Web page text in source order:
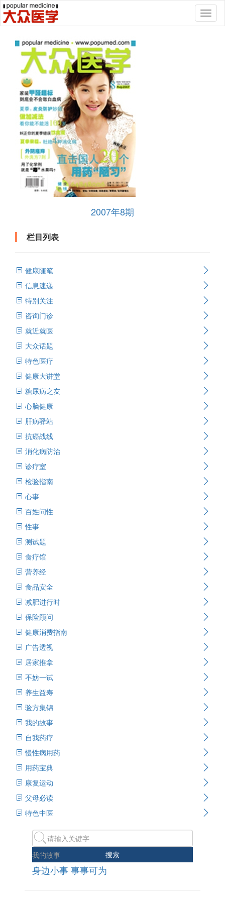
2007年8期
栏目列表
健康随笔
信息速递
特别关注
咨询门诊
就近就医
大众话题
特色医疗
健康大讲堂
糖尿病之友
心脑健康
肝病驿站
抗癌战线
消化病防治
诊疗室
检验指南
心事
百姓问性
性事
测试题
食疗馆
营养经
食品安全
减肥进行时
保险顾问
健康消费指南
广告透视
居家推拿
不妨一试
养生益寿
验方集锦
我的故事
自我药疗
慢性病用药
用药宝典
康复运动
父母必读
特色中医
搜索
我的故事
身边小事 事事可为